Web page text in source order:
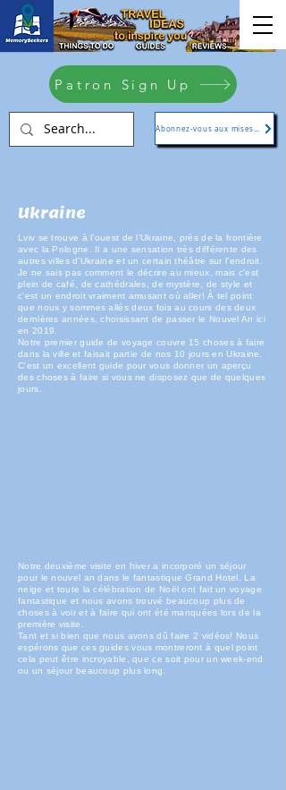
Patron Sign Up
Ukraine
Lviv se trouve à l'ouest de l'Ukraine, près de la frontière
avec la Pologne. Il a une sensation très différente des
autres villes d'Ukraine et un certain théâtre sur l'endroit.
Je ne sais pas comment le décrire au mieux, mais c'est
plein de café, de cathédrales, de mystère, de style et
c'est un endroit vraiment amusant où aller! À tel point
que nous y sommes allés deux fois au cours des deux
dernières années, choisissant de passer le Nouvel An ici
en 2019.
Notre premier guide de voyage couvre 15 choses à faire
dans la ville et faisait partie de nos 10 jours en Ukraine.
C'est un excellent guide pour vous donner un aperçu
des choses à faire si vous ne disposez que de quelques
jours.
Notre deuxième visite en hiver a incorporé un séjour
pour le nouvel an dans le fantastique Grand Hotel. La
neige et toute la célébration de Noël ont fait un voyage
fantastique et nous avons trouvé beaucoup plus de
choses à voir et à faire qui ont été manquées lors de la
première visite.
Tant et si bien que nous avons dû faire 2 vidéos! Nous
espérons que ces guides vous montreront à quel point
cela peut être incroyable, que ce soit pour un week-end
ou un séjour beaucoup plus long.